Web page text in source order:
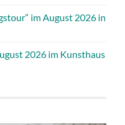
im August 2026 in
2026 im Kunsthaus